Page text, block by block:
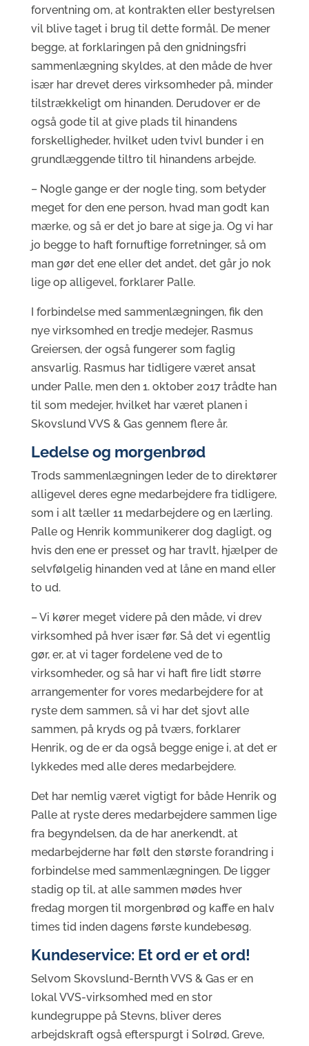
forventning om, at kontrakten eller bestyrelsen
vil blive taget i brug til dette formål. De mener
begge, at forklaringen på den gnidningsfri
sammenlægning skyldes, at den måde de hver
især har drevet deres virksomheder på, minder
tilstrækkeligt om hinanden. Derudover er de
også gode til at give plads til hinandens
forskelligheder, hvilket uden tvivl bunder i en
grundlæggende tiltro til hinandens arbejde.
– Nogle gange er der nogle ting, som betyder
meget for den ene person, hvad man godt kan
mærke, og så er det jo bare at sige ja. Og vi har
jo begge to haft fornuftige forretninger, så om
man gør det ene eller det andet, det går jo nok
lige op alligevel, forklarer Palle.
I forbindelse med sammenlægningen, fik den
nye virksomhed en tredje medejer, Rasmus
Greiersen, der også fungerer som faglig
ansvarlig. Rasmus har tidligere været ansat
under Palle, men den 1. oktober 2017 trådte han
til som medejer, hvilket har været planen i
Skovslund VVS & Gas gennem flere år.
Ledelse og morgenbrød
Trods sammenlægningen leder de to direktører
alligevel deres egne medarbejdere fra tidligere,
som i alt tæller 11 medarbejdere og en lærling.
Palle og Henrik kommunikerer dog dagligt, og
hvis den ene er presset og har travlt, hjælper de
selvfølgelig hinanden ved at låne en mand eller
to ud.
– Vi kører meget videre på den måde, vi drev
virksomhed på hver især før. Så det vi egentlig
gør, er, at vi tager fordelene ved de to
virksomheder, og så har vi haft fire lidt større
arrangementer for vores medarbejdere for at
ryste dem sammen, så vi har det sjovt alle
sammen, på kryds og på tværs, forklarer
Henrik, og de er da også begge enige i, at det er
lykkedes med alle deres medarbejdere.
Det har nemlig været vigtigt for både Henrik og
Palle at ryste deres medarbejdere sammen lige
fra begyndelsen, da de har anerkendt, at
medarbejderne har følt den største forandring i
forbindelse med sammenlægningen. De ligger
stadig op til, at alle sammen mødes hver
fredag morgen til morgenbrød og kaffe en halv
times tid inden dagens første kundebesøg.
Kundeservice: Et ord er et ord!
Selvom Skovslund-Bernth VVS & Gas er en
lokal VVS-virksomhed med en stor
kundegruppe på Stevns, bliver deres
arbejdskraft også efterspurgt i Solrød, Greve,